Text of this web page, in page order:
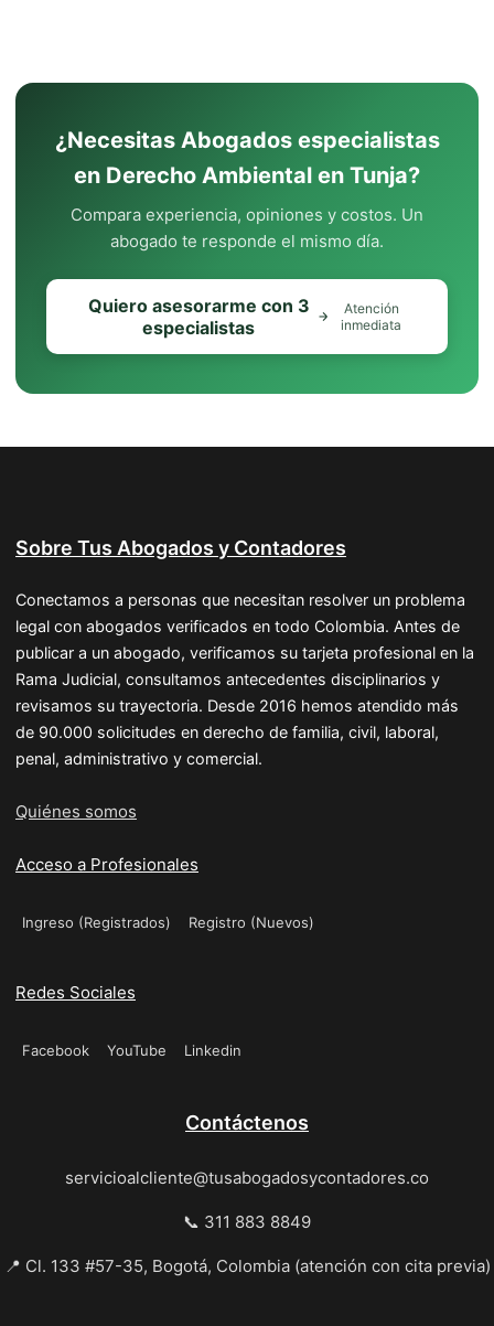
¿Necesitas Abogados especialistas
en Derecho Ambiental en Tunja?
Compara experiencia, opiniones y costos. Un
abogado te responde el mismo día.
Quiero asesorarme con 3
especialistas
Atención
inmediata
Sobre Tus Abogados y Contadores
Conectamos a personas que necesitan resolver un problema
legal con abogados verificados en todo Colombia. Antes de
publicar a un abogado, verificamos su tarjeta profesional en la
Rama Judicial, consultamos antecedentes disciplinarios y
revisamos su trayectoria. Desde 2016 hemos atendido más
de 90.000 solicitudes en derecho de familia, civil, laboral,
penal, administrativo y comercial.
Quiénes somos
Acceso a Profesionales
Ingreso (Registrados) Registro (Nuevos)
Redes Sociales
Facebook YouTube Linkedin
Contáctenos
servicioalcliente@tusabogadosycontadores.co
📞 311 883 8849
📍 Cl. 133 #57-35, Bogotá, Colombia (atención con cita previa)